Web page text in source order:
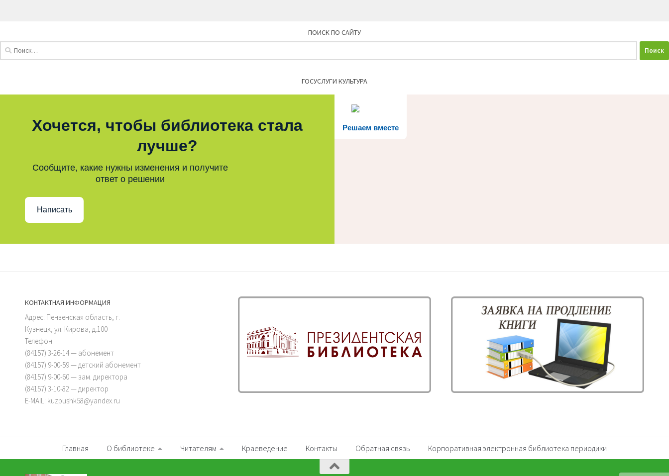
ПОИСК ПО САЙТУ
ГОСУСЛУГИ КУЛЬТУРА
Решаем вместе
Хочется, чтобы библиотека стала
лучше?
Сообщите, какие нужны изменения и получите
ответ о решении
Написать
КОНТАКТНАЯ ИНФОРМАЦИЯ
Адрес: Пензенская область, г.
Кузнецк, ул. Кирова, д.100
Телефон:
(84157) 3-26-14 — абонемент
(84157) 9-00-59 — детский абонемент
(84157) 9-00-60 — зам. директора
(84157) 3-10-82 — директор
E-MAIL: kuzpushk58@yandex.ru
Главная О библиотеке Читателям Краеведение Контакты Обратная связь Корпоративная электронная библиотека периодики